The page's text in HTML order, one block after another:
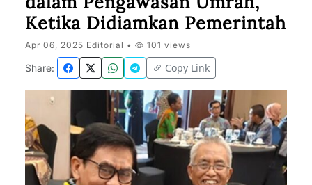
Ketika Didiamkan Pemerintah
Apr 06, 2025 Editorial • 101 views
Share: Copy Link